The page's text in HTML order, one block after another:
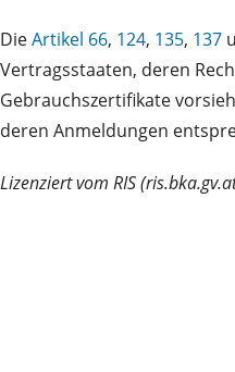
DieArtikel 66, 124, 135, 137
Vertragsstaaten, deren
Gebrauchszertifikate
deren Anmeldungen
Lizenziert vom RIS